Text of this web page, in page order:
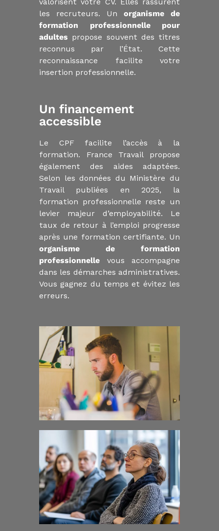
les recruteurs. Un organisme de
formation professionnelle pour
adultes propose souvent des titres
reconnus par l’État. Cette
reconnaissance facilite votre
insertion professionnelle.
Un financement
accessible
Le CPF facilite l’accès à la
formation. France Travail propose
également des aides adaptées.
Selon les données du Ministère du
Travail publiées en 2025, la
formation professionnelle reste un
levier majeur d’employabilité. Le
taux de retour à l’emploi progresse
après une formation certifiante. Un
organisme de formation
professionnelle vous accompagne
dans les démarches administratives.
Vous gagnez du temps et évitez les
erreurs.